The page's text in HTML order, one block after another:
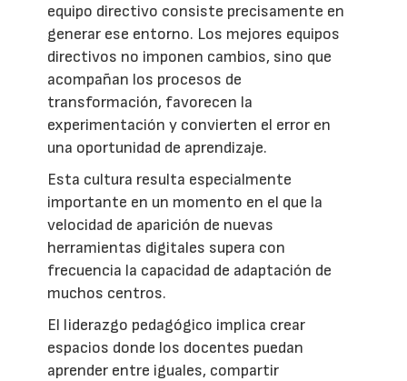
equipo directivo consiste precisamente en
generar ese entorno. Los mejores equipos
directivos no imponen cambios, sino que
acompañan los procesos de
transformación, favorecen la
experimentación y convierten el error en
una oportunidad de aprendizaje.
Esta cultura resulta especialmente
importante en un momento en el que la
velocidad de aparición de nuevas
herramientas digitales supera con
frecuencia la capacidad de adaptación de
muchos centros.
El liderazgo pedagógico implica crear
espacios donde los docentes puedan
aprender entre iguales, compartir